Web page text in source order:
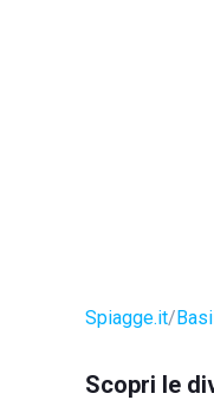
Spiagge.it
Scopri le